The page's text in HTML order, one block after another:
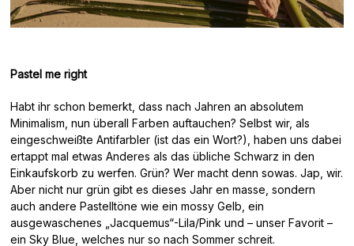
Pastel me right
Habt ihr schon bemerkt, dass nach Jahren an absolutem
Minimalism, nun überall Farben auftauchen? Selbst wir, als
eingeschweißte Antifarbler (ist das ein Wort?), haben uns dabei
ertappt mal etwas Anderes als das übliche Schwarz in den
Einkaufskorb zu werfen. Grün? Wer macht denn sowas. Jap, wir.
Aber nicht nur grün gibt es dieses Jahr en masse, sondern
auch andere Pastelltöne wie ein mossy Gelb, ein
ausgewaschenes „Jacquemus“-Lila/Pink und – unser Favorit –
ein Sky Blue, welches nur so nach Sommer schreit.